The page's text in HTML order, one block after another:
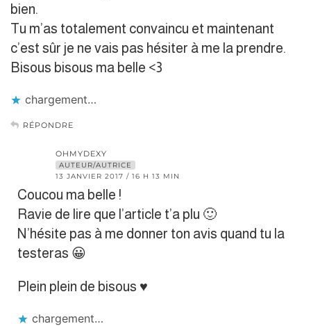
bien.
Tu m’as totalement convaincu et maintenant
c’est sûr je ne vais pas hésiter à me la prendre.
Bisous bisous ma belle <3
chargement…
RÉPONDRE
OHMYDEXY
AUTEUR/AUTRICE
13 JANVIER 2017 / 16 H 13 MIN
Coucou ma belle !
Ravie de lire que l’article t’a plu 🙂
N’hésite pas à me donner ton avis quand tu la
testeras 😀
Plein plein de bisous ♥︎
chargement…